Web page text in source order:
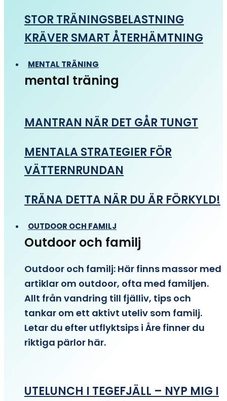
STOR TRÄNINGSBELASTNING
KRÄVER SMART ÅTERHÄMTNING
MENTAL TRÄNING
mental träning
MANTRAN NÄR DET GÅR TUNGT
MENTALA STRATEGIER FÖR
VÄTTERNRUNDAN
TRÄNA DETTA NÄR DU ÄR FÖRKYLD!
OUTDOOR OCH FAMILJ
Outdoor och familj
Outdoor och familj: Här finns massor med
artiklar om outdoor, ofta med familjen.
Allt från vandring till fjälliv, tips och
tankar om ett aktivt uteliv som familj.
Letar du efter utflyktsips i Åre finner du
riktiga pärlor här.
UTELUNCH I TEGEFJÄLL – NYP MIG I